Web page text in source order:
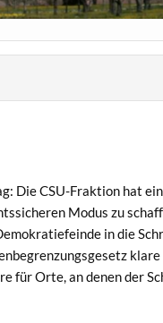
Die CSU-Frak­tion hat
Modus zu
in die
für Orte, an denen der